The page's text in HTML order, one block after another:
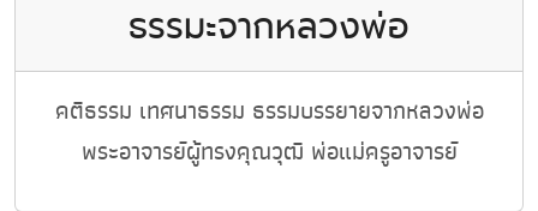
ธรรมะจากหลวงพ่อ
คติธรรม เทศนาธรรม ธรรมบรรยายจากหลวงพ่อ
พระอาจารย์ผู้ทรงคุณวุฒิ พ่อแม่ครูอาจารย์